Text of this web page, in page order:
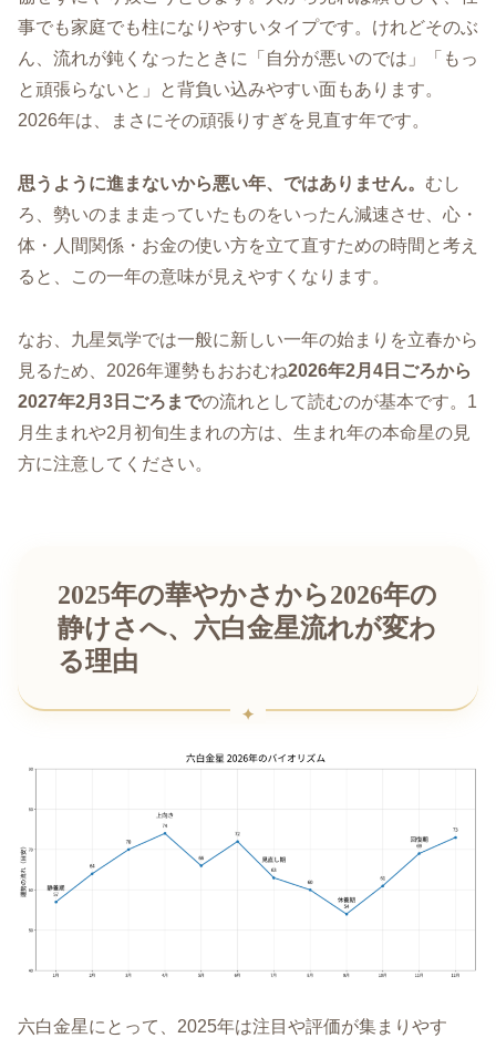
事でも家庭でも柱になりやすいタイプです。けれどそのぶ
ん、流れが鈍くなったときに「自分が悪いのでは」「もっ
と頑張らないと」と背負い込みやすい面もあります。
2026年は、まさにその頑張りすぎを見直す年です。
思うように進まないから悪い年、ではありません。 むし
ろ、勢いのまま走っていたものをいったん減速させ、心・
体・人間関係・お金の使い方を立て直すための時間と考え
ると、この一年の意味が見えやすくなります。
なお、九星気学では一般に新しい一年の始まりを立春から
見るため、2026年運勢もおおむね2026年2月4日ごろから
2027年2月3日ごろまでの流れとして読むのが基本です。1
月生まれや2月初旬生まれの方は、生まれ年の本命星の見
方に注意してください。
2025年の華やかさから2026年の
静けさへ、六白金星流れが変わ
る理由
六白金星にとって、2025年は注目や評価が集まりやす